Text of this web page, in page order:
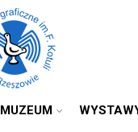
MUZEUM